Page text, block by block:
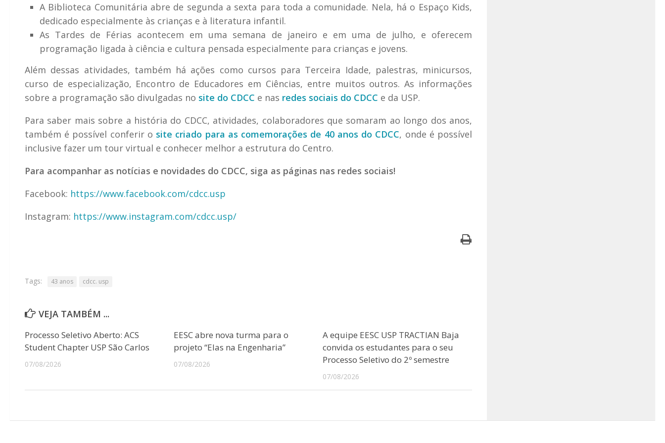
A Biblioteca Comunitária abre de segunda a sexta para toda a comunidade. Nela, há o Espaço Kids,
dedicado especialmente às crianças e à literatura infantil.
As Tardes de Férias acontecem em uma semana de janeiro e em uma de julho, e oferecem
programação ligada à ciência e cultura pensada especialmente para crianças e jovens.
Além dessas atividades, também há ações como cursos para Terceira Idade, palestras, minicursos,
curso de especialização, Encontro de Educadores em Ciências, entre muitos outros. As informações
sobre a programação são divulgadas no site do CDCC e nas redes sociais do CDCC e da USP.
Para saber mais sobre a história do CDCC, atividades, colaboradores que somaram ao longo dos anos,
também é possível conferir o site criado para as comemorações de 40 anos do CDCC, onde é possível
inclusive fazer um tour virtual e conhecer melhor a estrutura do Centro.
Para acompanhar as notícias e novidades do CDCC, siga as páginas nas redes sociais!
Facebook: https://www.facebook.com/cdcc.usp
Instagram: https://www.instagram.com/cdcc.usp/
Tags: 43 anos cdcc. usp
VEJA TAMBÉM ...
Processo Seletivo Aberto: ACS
Student Chapter USP São Carlos
07/08/2026
EESC abre nova turma para o
projeto “Elas na Engenharia”
07/08/2026
A equipe EESC USP TRACTIAN Baja
convida os estudantes para o seu
Processo Seletivo do 2º semestre
07/08/2026